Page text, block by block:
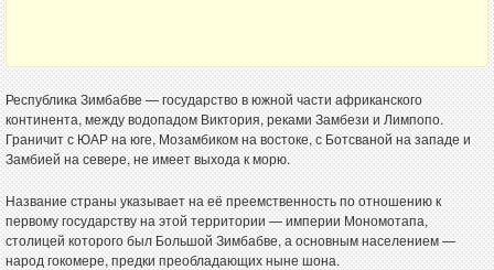
Республика Зимбабве — государство в южной части африканского
континента, между водопадом Виктория, реками Замбези и Лимпопо.
Граничит с ЮАР на юге, Мозамбиком на востоке, с Ботсваной на западе и
Замбией на севере, не имеет выхода к морю.
Название страны указывает на её преемственность по отношению к
первому государству на этой территории — империи Мономотапа,
столицей которого был Большой Зимбабве, а основным населением —
народ гокомере, предки преобладающих ныне шона.